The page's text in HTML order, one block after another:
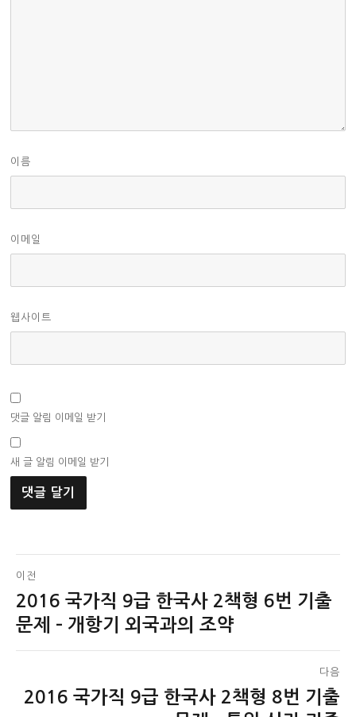
이름
이메일
웹사이트
댓글 알림 이메일 받기
새 글 알림 이메일 받기
글
탐
색
이전
이
전
2016 국가직 9급 한국사 2책형 6번 기출
문제 – 개항기 외국과의 조약
다음
다2016 국가직 9급 한국사 2책형 8번 기출